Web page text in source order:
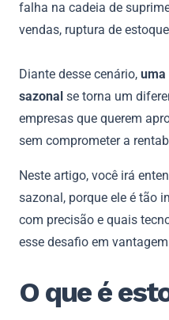
falha na cadeia de
vendas, ruptura de
Diante desse cenário, uma
sazonal se torna um
empresas que querem
sem comprometer a
Neste artigo, você irá
sazonal, porque ele é tão
com precisão e quais
esse desafio em
O que é